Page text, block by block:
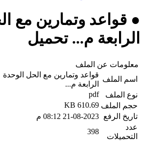
● قواعد وتمارين مع
الرابعة م... تحميل
معلومات عن الملف
اسم الملف
قواعد وتمارين مع الحل الوحدة
الرابعة م...
نوع الملف
pdf
حجم الملف 610.69 KB
تاريخ الرفع 21-08-2023 08:12 م
عدد
التحميلات
398